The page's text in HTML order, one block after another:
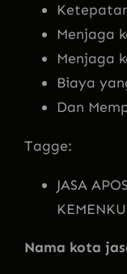
Menjaga
Menjaga
Biaya
Dan
Tagge:
JASA
Nama kota